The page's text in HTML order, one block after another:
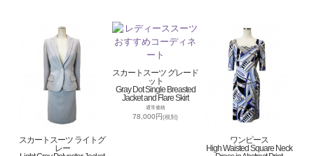
スカートスーツ ライトグ
レー
スカートスーツ グレード
ット
Gray Dot Single Breasted
Jacket and Flare Skirt
通常価格
78,000円(税別)
ワンピース
High Waisted Square Neck